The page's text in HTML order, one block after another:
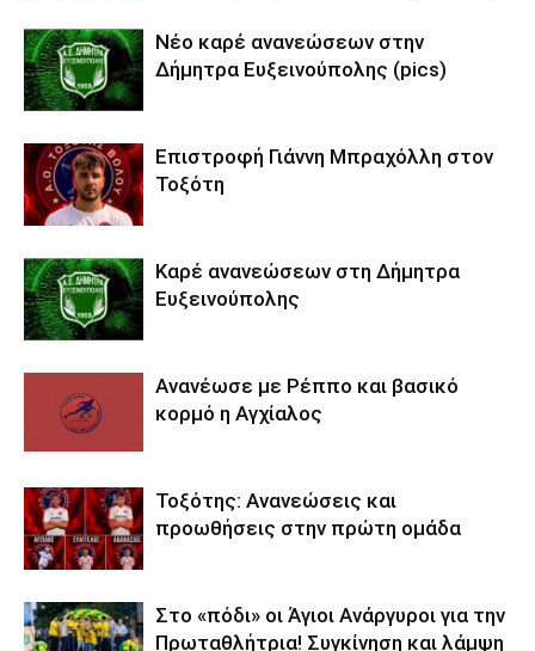
Νέο καρέ ανανεώσεων στην
Δήμητρα Ευξεινούπολης (pics)
Επιστροφή Γιάννη Μπραχόλλη στον
Τοξότη
Καρέ ανανεώσεων στη Δήμητρα
Ευξεινούπολης
Ανανέωσε με Ρέππο και βασικό
κορμό η Αγχίαλος
Τοξότης: Ανανεώσεις και
προωθήσεις στην πρώτη ομάδα
Στο «πόδι» οι Άγιοι Ανάργυροι για την
Πρωταθλήτρια! Συγκίνηση και λάμψη